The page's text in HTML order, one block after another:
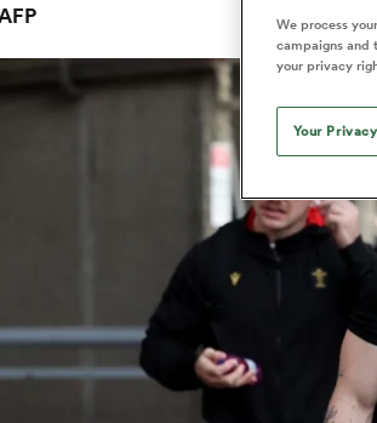
We process
campaigns and
your privacy
Your